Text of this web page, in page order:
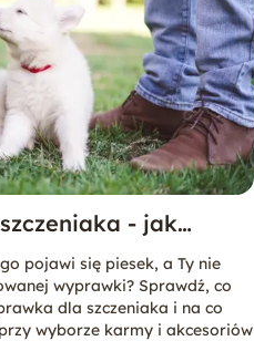
- jak
na pierwsze dni
pojawi się piesek, a Ty nie
wyprawki? Sprawdź, co
dla szczeniaka i na co
wyborze karmy i akcesoriów